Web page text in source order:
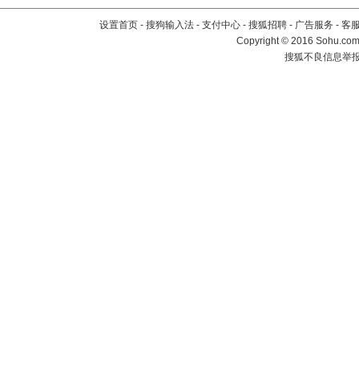
设置首页 - 搜狗输入法 - 支付中心 - 搜狐招聘 - 广告服务 - 客
Copyright©2016
搜狐不良信息举